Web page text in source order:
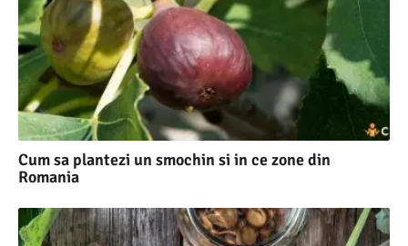
Cum sa plantezi un smochin si in ce zone din
Romania